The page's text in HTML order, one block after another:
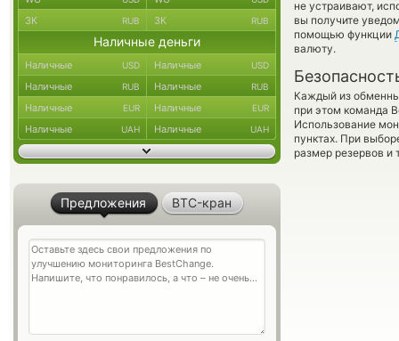
не устраивают,
вы получите
помощью функции
валюту.
Каждый из
при этом команда
Использование
пунктах. При
размер резервов и
ЗК RUB ЗК RUB
Наличные деньги
Наличные USD Наличные USD
Наличные RUB Наличные RUB
Наличные EUR Наличные EUR
Наличные UAH Наличные UAH
Предложения BTC-кран